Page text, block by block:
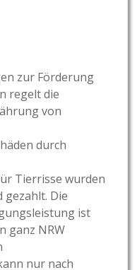
zur Förderung
regelt die
von
durch
Tierrisse wurden
gezahlt. Die
ist
ganz NRW
nur nach